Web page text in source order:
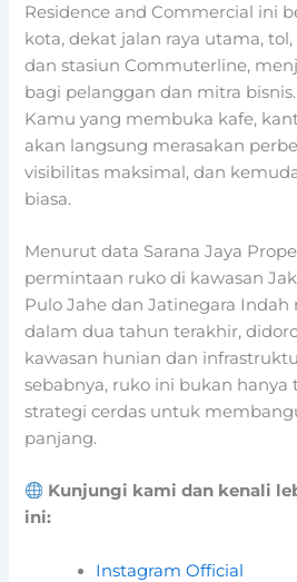
Residence and Commercial ini
kota, dekat jalan raya utama,
dan stasiun Commuterline,
bagi pelanggan dan mitra bisnis.
Kamu yang membuka kafe,
akan langsung merasakan
visibilitas maksimal, dan
biasa.
Menurut data Sarana Jaya
permintaan ruko di kawasan
Pulo Jahe dan Jatinegara Indah
dalam dua tahun terakhir,
kawasan hunian dan
sebabnya, ruko ini bukan hanya
strategi cerdas untuk
panjang.
Kunjungi kami dan kenali
ini:
Instagram Official